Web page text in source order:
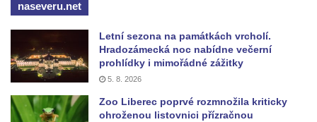
dominikánů v Českých Budějovicích
Socha svaté Anny na nádvoří kláštera
dominikánů v Českých Budějovicích
Socha svatého Dominika na nádvoří
Budějovicích
naseveru.net
Letní sezona na památkách vrcholí.
Hradozámecká noc nabídne večerní
prohlídky i mimořádné zážitky
5. 8. 2026
Zoo Liberec poprvé rozmnožila kriticky
ohroženou listovnici přízračnou